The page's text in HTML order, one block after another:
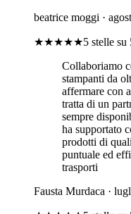
beatrice moggi ·
★★★★★5 stelle su
Collaboriamo
stampanti da
affermare con
tratta di un
sempre
ha supportato
prodotti di
puntuale ed
trasporti
Fausta Murdaca ·